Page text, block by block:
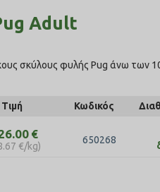
Adult
σκύλους φυλής Pug άνω των
Τιμή Κωδικός
€
€/kg)
650268